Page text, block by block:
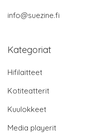
info@suezine.fi
Kategoriat
Hifilaitteet
Kotiteatterit
Kuulokkeet
Media playerit